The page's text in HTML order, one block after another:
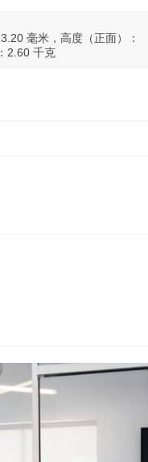
毫米，高度（正面）：
2.60 千克